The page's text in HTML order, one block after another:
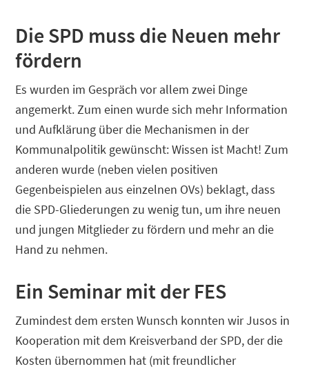
Die SPD muss die Neuen mehr
fördern
Es wurden im Gespräch vor allem zwei Dinge
angemerkt. Zum einen wurde sich mehr Information
und Aufklärung über die Mechanismen in der
Kommunalpolitik gewünscht: Wissen ist Macht! Zum
anderen wurde (neben vielen positiven
Gegenbeispielen aus einzelnen OVs) beklagt, dass
die SPD-Gliederungen zu wenig tun, um ihre neuen
und jungen Mitglieder zu fördern und mehr an die
Hand zu nehmen.
Ein Seminar mit der FES
Zumindest dem ersten Wunsch konnten wir Jusos in
Kooperation mit dem Kreisverband der SPD, der die
Kosten übernommen hat (mit freundlicher